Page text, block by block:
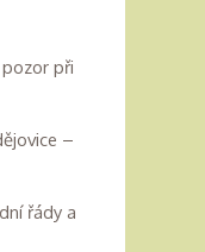
při
–
řády a